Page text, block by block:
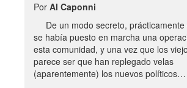
Por Al Caponni
De un modo secreto, prácticamente
se había puesto en marcha una
esta comunidad, y una vez que los
parece ser que han replegado velas
(aparentemente) los nuevos políticos…